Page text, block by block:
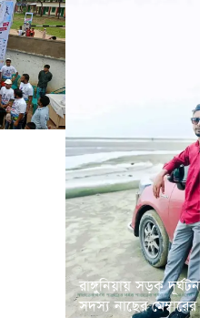
রাঙ্গুনিয়ায় সড়ক
সদস্য নাছের মেম্বারের